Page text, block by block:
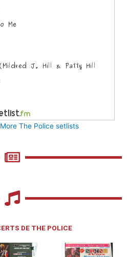
More The Police setlists
DE THE POLICE